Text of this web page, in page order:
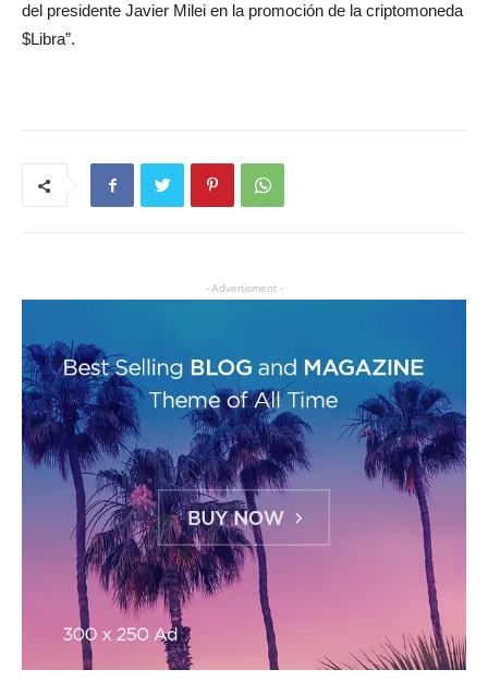
del presidente Javier Milei en la promoción de la criptomoneda
$Libra”.
- Advertisment -